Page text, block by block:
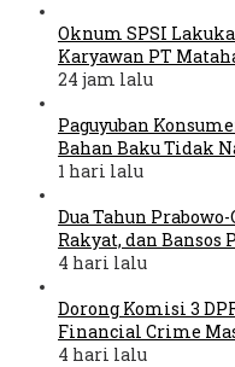
Oknum SPSI
Karyawan PT
24 jam lalu
Paguyuban
Bahan Baku Tidak
1 hari lalu
Dua Tahun
Rakyat, dan Bansos
4 hari lalu
Dorong Komisi 3
Financial Crime
4 hari lalu